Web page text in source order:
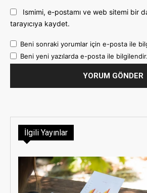
Ismimi, e-postamı ve web sitemi bir
tarayıcıya kaydet.
Beni sonraki yorumlar için e-posta ile
Beni yeni yazılarda e-posta ile bilgilendir.
İlgili Yayınlar